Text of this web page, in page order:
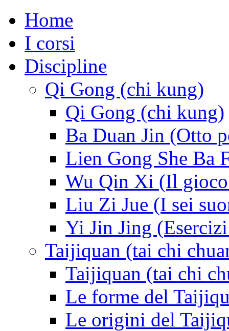
Home
I corsi
Discipline
Qi Gong (chi kung)
Qi Gong (chi kung)
Ba Duan Jin (Otto
Lien Gong She Ba
Wu Qin Xi (Il
Liu Zi Jue (I sei
Yi Jin Jing
Taijiquan (tai chi
Taijiquan (tai chi
Le forme del
Le origini del